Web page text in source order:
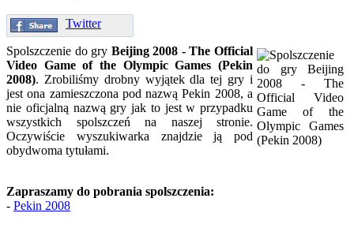
Twitter
Spolszczenie do gry Beijing 2008 - The Official
Video Game of the Olympic Games (Pekin
2008). Zrobiliśmy drobny wyjątek dla tej gry i
jest ona zamieszczona pod nazwą Pekin 2008, a
nie oficjalną nazwą gry jak to jest w przypadku
wszystkich spolszczeń na naszej stronie.
Oczywiście wyszukiwarka znajdzie ją pod
obydwoma tytułami.
Zapraszamy do pobrania spolszczenia:
- Pekin 2008